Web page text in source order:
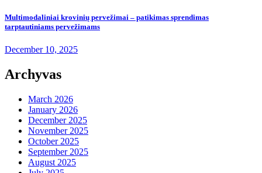
Multimodaliniai krovinių pervežimai – patikimas sprendimas
tarptautiniams pervežimams
December 10, 2025
Archyvas
March 2026
January 2026
December 2025
November 2025
October 2025
September 2025
August 2025